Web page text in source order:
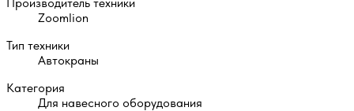
Zoomlion
Тип техники
Автокраны
Категория
Для навесного оборудования